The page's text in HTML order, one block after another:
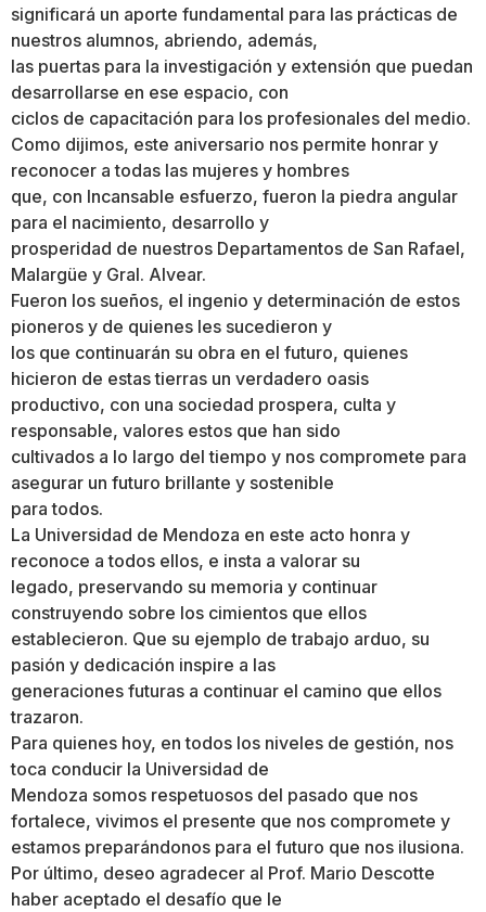
significará un aporte fundamental para las prácticas de
nuestros alumnos, abriendo, además,
las puertas para la investigación y extensión que puedan
desarrollarse en ese espacio, con
ciclos de capacitación para los profesionales del medio.
Como dijimos, este aniversario nos permite honrar y
reconocer a todas las mujeres y hombres
que, con Incansable esfuerzo, fueron la piedra angular
para el nacimiento, desarrollo y
prosperidad de nuestros Departamentos de San Rafael,
Malargüe y Gral. Alvear.
Fueron los sueños, el ingenio y determinación de estos
pioneros y de quienes les sucedieron y
los que continuarán su obra en el futuro, quienes
hicieron de estas tierras un verdadero oasis
productivo, con una sociedad prospera, culta y
responsable, valores estos que han sido
cultivados a lo largo del tiempo y nos compromete para
asegurar un futuro brillante y sostenible
para todos.
La Universidad de Mendoza en este acto honra y
reconoce a todos ellos, e insta a valorar su
legado, preservando su memoria y continuar
construyendo sobre los cimientos que ellos
establecieron. Que su ejemplo de trabajo arduo, su
pasión y dedicación inspire a las
generaciones futuras a continuar el camino que ellos
trazaron.
Para quienes hoy, en todos los niveles de gestión, nos
toca conducir la Universidad de
Mendoza somos respetuosos del pasado que nos
fortalece, vivimos el presente que nos compromete y
estamos preparándonos para el futuro que nos ilusiona.
Por último, deseo agradecer al Prof. Mario Descotte
haber aceptado el desafío que le